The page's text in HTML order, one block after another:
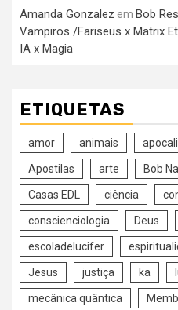
Amanda Gonzalez em Bob
Vampiros /Fariseus x Matrix
IA x Magia
ETIQUETAS
amor animais
Apostilas arte Bob
Casas EDL ciência
conscienciologia Deus
escoladelucifer
Jesus justiça ka
mecânica quântica